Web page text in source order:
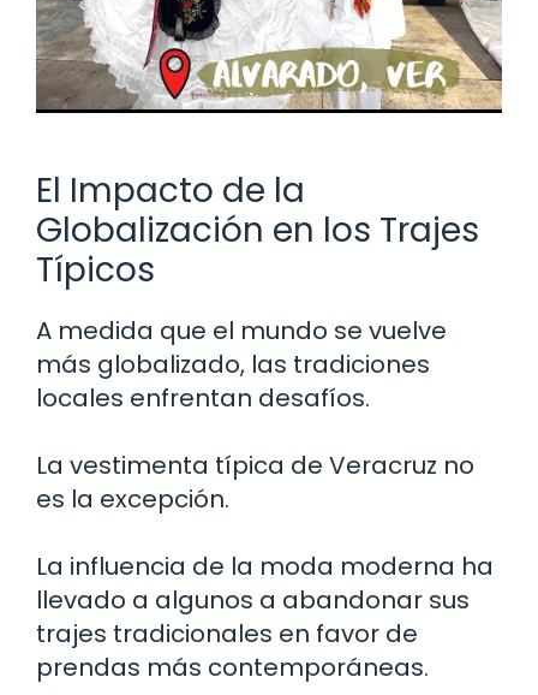
El Impacto de la
Globalización en los Trajes
Típicos
A medida que el mundo se vuelve
más globalizado, las tradiciones
locales enfrentan desafíos.
La vestimenta típica de Veracruz no
es la excepción.
La influencia de la moda moderna ha
llevado a algunos a abandonar sus
trajes tradicionales en favor de
prendas más contemporáneas.